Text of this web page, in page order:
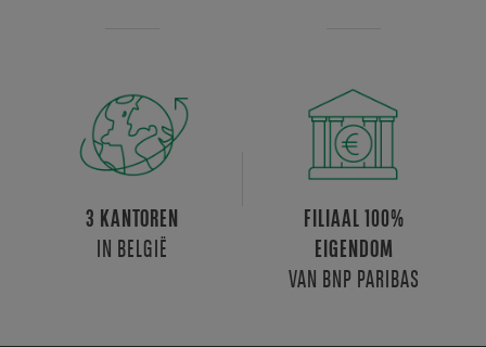
3 KANTOREN
IN BELGIË
FILIAAL 100%
EIGENDOM
VAN BNP PARIBAS